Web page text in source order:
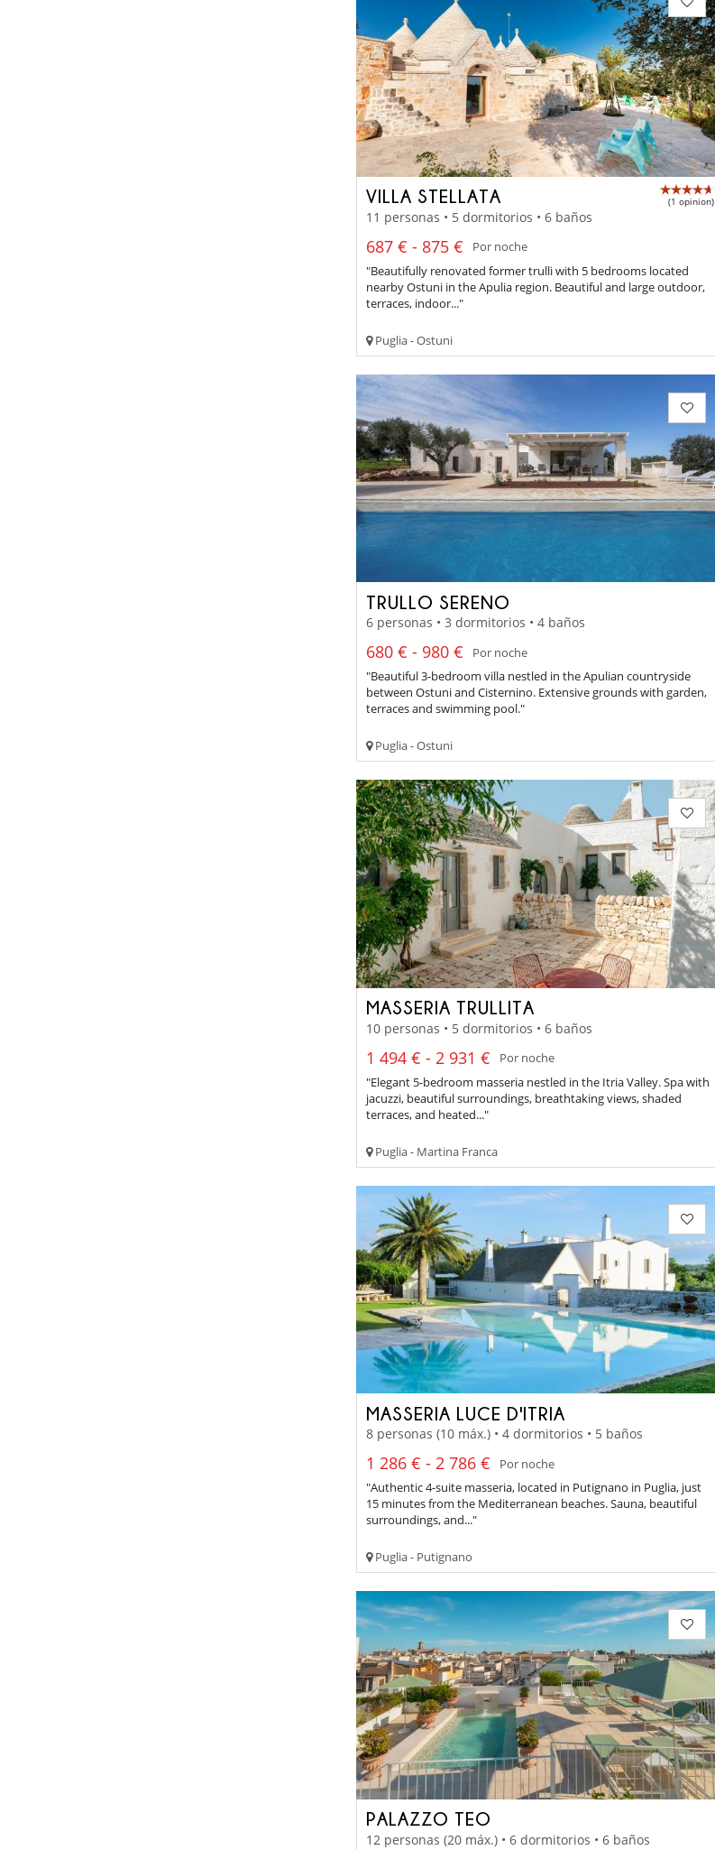
VILLA STELLATA (1 opinion)
11 personas • 5 dormitorios • 6 baños
687 € - 875 €
Por noche
"Beautifully renovated former trulli with 5 bedrooms located
nearby Ostuni in the Apulia region. Beautiful and large outdoor,
terraces, indoor..."
Puglia - Ostuni
TRULLO SERENO
6 personas • 3 dormitorios • 4 baños
680 € - 980 €
Por noche
"Beautiful 3-bedroom villa nestled in the Apulian countryside
between Ostuni and Cisternino. Extensive grounds with garden,
terraces and swimming pool."
Puglia - Ostuni
MASSERIA TRULLITA
10 personas • 5 dormitorios • 6 baños
1 494 € - 2 931 €
Por noche
"Elegant 5-bedroom masseria nestled in the Itria Valley. Spa with
jacuzzi, beautiful surroundings, breathtaking views, shaded
terraces, and heated..."
Puglia - Martina Franca
MASSERIA LUCE D'ITRIA
8 personas (10 máx.) • 4 dormitorios • 5 baños
1 286 € - 2 786 €
Por noche
"Authentic 4-suite masseria, located in Putignano in Puglia, just
15 minutes from the Mediterranean beaches. Sauna, beautiful
surroundings, and..."
Puglia - Putignano
PALAZZO TEO
12 personas (20 máx.) • 6 dormitorios • 6 baños